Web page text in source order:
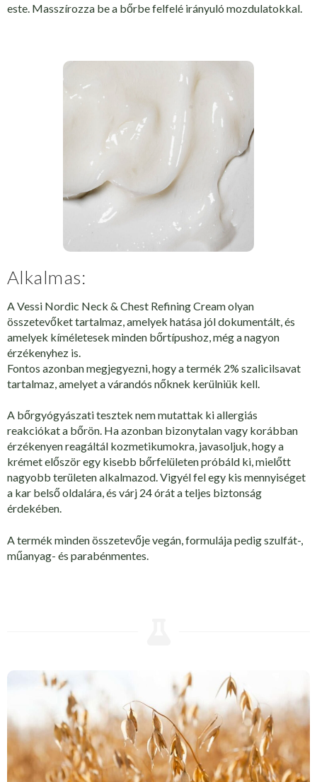
este. Masszírozza be a bőrbe felfelé irányuló mozdulatokkal.
Alkalmas:
A Vessi Nordic Neck & Chest Refining Cream olyan
összetevőket tartalmaz, amelyek hatása jól dokumentált, és
amelyek kíméletesek minden bőrtípushoz, még a nagyon
érzékenyhez is.
Fontos azonban megjegyezni, hogy a termék 2% szalicilsavat
tartalmaz, amelyet a várandós nőknek kerülniük kell.
A bőrgyógyászati tesztek nem mutattak ki allergiás
reakciókat a bőrön. Ha azonban bizonytalan vagy korábban
érzékenyen reagáltál kozmetikumokra, javasoljuk, hogy a
krémet először egy kisebb bőrfelületen próbáld ki, mielőtt
nagyobb területen alkalmazod. Vigyél fel egy kis mennyiséget
a kar belső oldalára, és várj 24 órát a teljes biztonság
érdekében.
A termék minden összetevője vegán, formulája pedig szulfát-,
műanyag- és parabénmentes.